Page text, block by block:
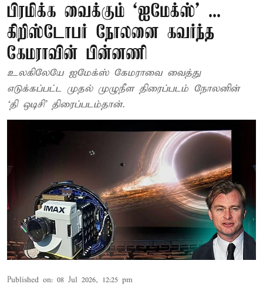
பிரமிக்க வைக்கும் ‘ஐமேக்ஸ்’ ...
கிறிஸ்டோபர் நோலனை கவர்ந்த
கேமராவின் பின்னணி
உலகிலேயே ஐமேக்ஸ் கேமராவை வைத்து
எடுக்கப்பட்ட முதல் முழுநீள திரைப்படம் நோலனின்
‘தி ஒடிசி’ திரைப்படம்தான்.
Published on: 08 Jul 2026, 12:25 pm